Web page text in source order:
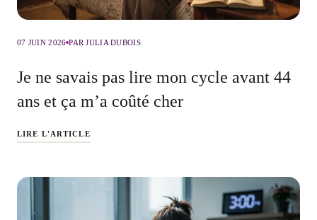
07 JUIN 2026 PAR JULIA DUBOIS
Je ne savais pas lire mon cycle avant 44
ans et ça m’a coûté cher
LIRE L'ARTICLE